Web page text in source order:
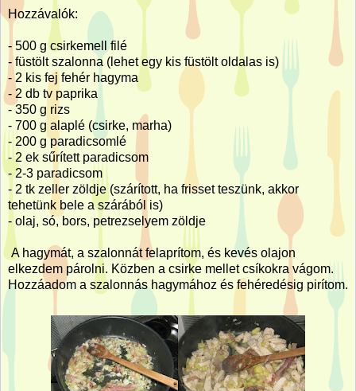
Hozzávalók:
- 500 gcsirkemell filé
- füstölt szalonna (lehet egy kis füstölt oldalas is)
- 2 kis fej fehér hagyma
- 2 db tv paprika
-350 g rizs
- 700 g alaplé (csirke, marha)
- 200 gparadicsomlé
- 2 ek sűrített paradicsom
- 2-3 paradicsom
- 2 tk zeller zöldje (szárított, ha frisset teszünk, akkor
tehetünk bele a szárából is)
- olaj, só, bors, petrezselyem zöldje
A hagymát, a szalonnát felaprítom, és kevés olajon
elkezdem párolni. Közben a csirke mellet csíkokra vágom.
Hozzáadom a szalonnás hagymához és fehéredésig pirítom.